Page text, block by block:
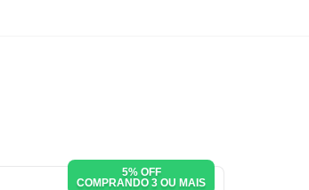
5% OFF
COMPRANDO 3 OU MAIS